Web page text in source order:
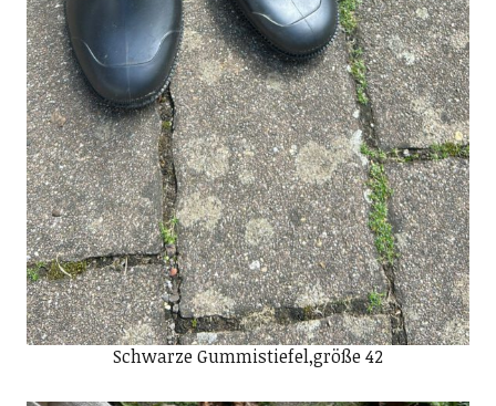
Schwarze Gummistiefel,größe 42